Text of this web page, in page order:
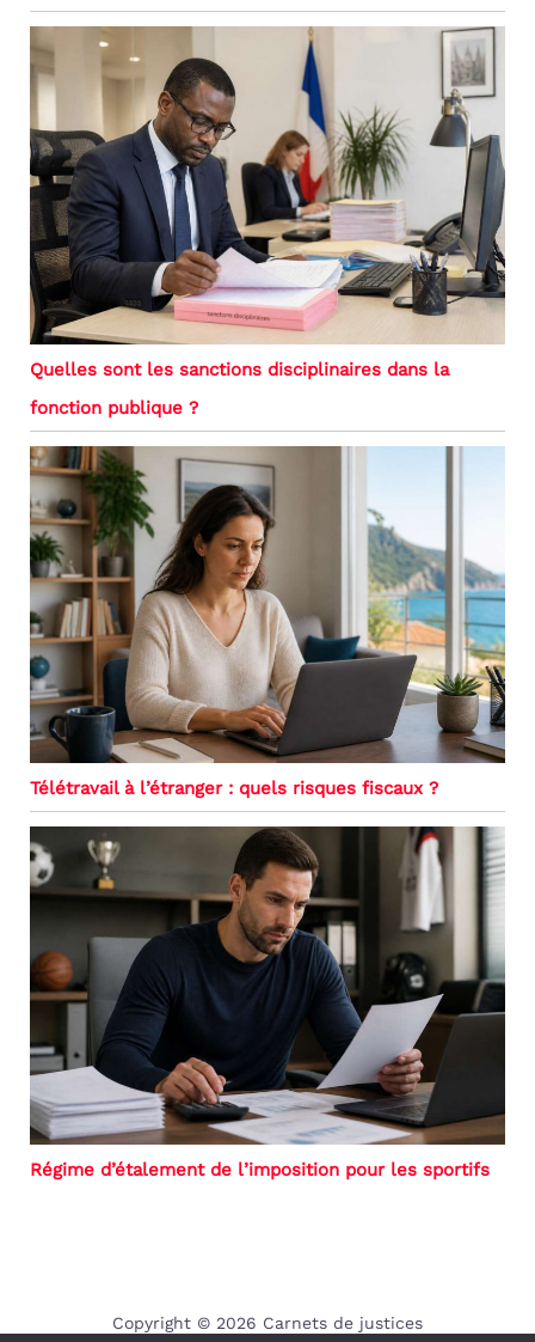
Quelles sont les sanctions disciplinaires dans la
fonction publique ?
Télétravail à l’étranger : quels risques fiscaux ?
Régime d’étalement de l’imposition pour les sportifs
Copyright © 2026 Carnets de justices